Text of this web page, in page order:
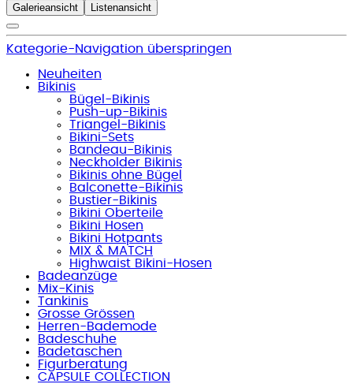
Galerieansicht Listenansicht
Kategorie-Navigation überspringen
Neuheiten
Bikinis
Bügel-Bikinis
Push-up-Bikinis
Triangel-Bikinis
Bikini-Sets
Bandeau-Bikinis
Neckholder Bikinis
Bikinis ohne Bügel
Balconette-Bikinis
Bustier-Bikinis
Bikini Oberteile
Bikini Hosen
Bikini Hotpants
MIX & MATCH
Highwaist Bikini-Hosen
Badeanzüge
Mix-Kinis
Tankinis
Grosse Grössen
Herren-Bademode
Badeschuhe
Badetaschen
Figurberatung
CAPSULE COLLECTION